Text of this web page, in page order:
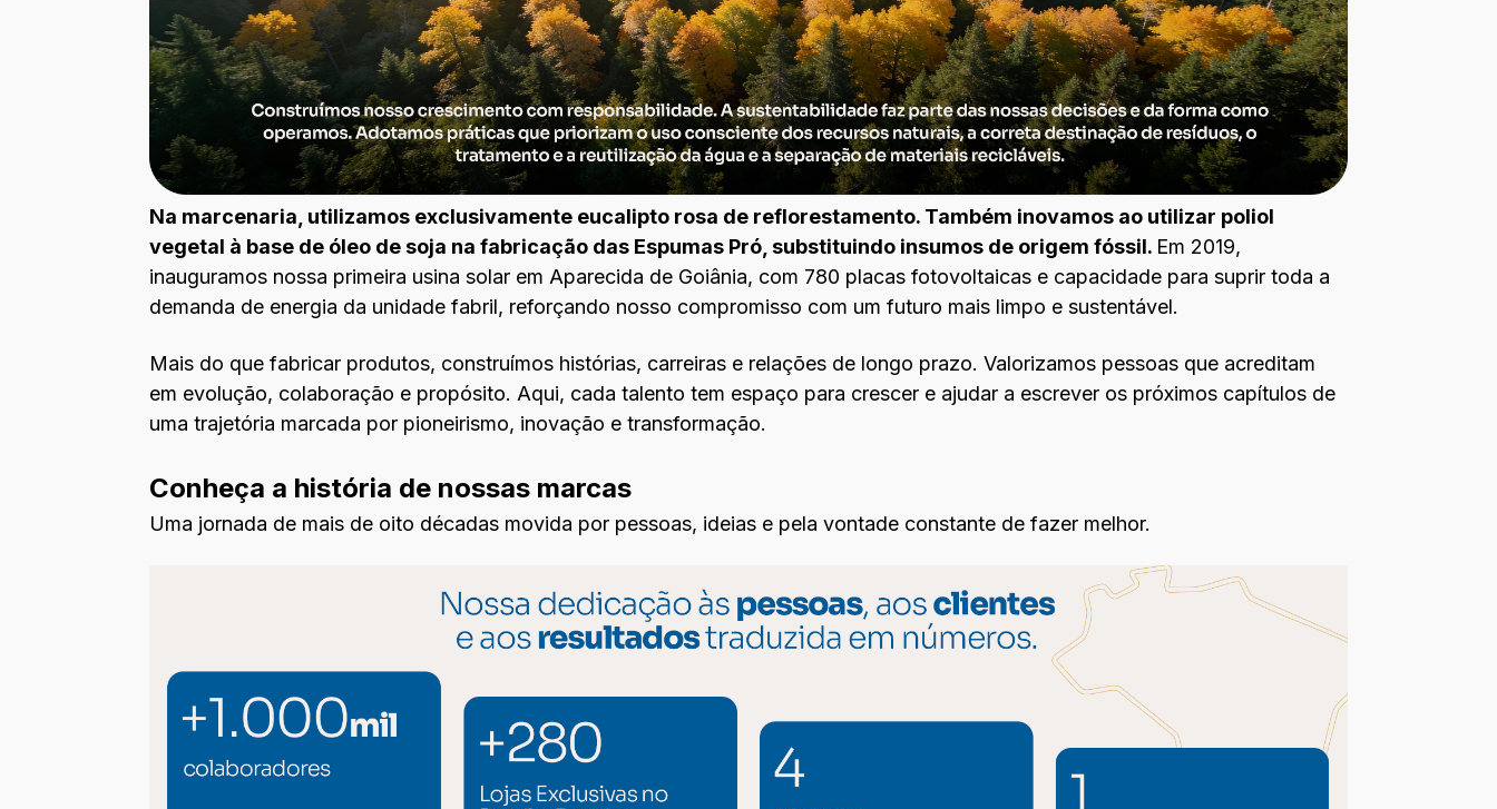
Na marcenaria, utilizamos exclusivamente eucalipto rosa de reflorestamento. Também inovamos ao utilizar poliol
vegetal à base de óleo de soja na fabricação das Espumas Pró, substituindo insumos de origem fóssil. Em 2019,
inauguramos nossa primeira usina solar em Aparecida de Goiânia, com 780 placas fotovoltaicas e capacidade para suprir toda a
demanda de energia da unidade fabril, reforçando nosso compromisso com um futuro mais limpo e sustentável.
Mais do que fabricar produtos, construímos histórias, carreiras e relações de longo prazo. Valorizamos pessoas que acreditam
em evolução, colaboração e propósito. Aqui, cada talento tem espaço para crescer e ajudar a escrever os próximos capítulos de
uma trajetória marcada por pioneirismo, inovação e transformação.
Conheça a história de nossas marcas
Uma jornada de mais de oito décadas movida por pessoas, ideias e pela vontade constante de fazer melhor.